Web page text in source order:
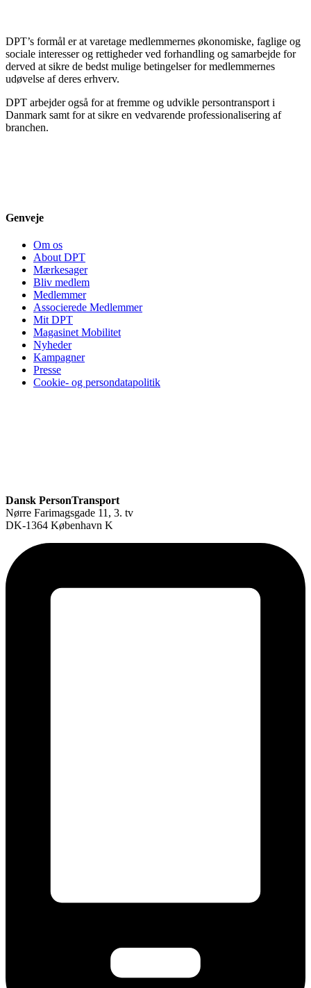
DPT’s formål er at varetage medlemmernes økonomiske, faglige og
sociale interesser og rettigheder ved forhandling og samarbejde for
derved at sikre de bedst mulige betingelser for medlemmernes
udøvelse af deres erhverv.
DPT arbejder også for at fremme og udvikle persontransport i
Danmark samt for at sikre en vedvarende professionalisering af
branchen.
Genveje
Om os
About DPT
Mærkesager
Bliv medlem
Medlemmer
Associerede Medlemmer
Mit DPT
Magasinet Mobilitet
Nyheder
Kampagner
Presse
Cookie- og persondatapolitik
Dansk PersonTransport
Nørre Farimagsgade 11, 3. tv
DK-1364 København K